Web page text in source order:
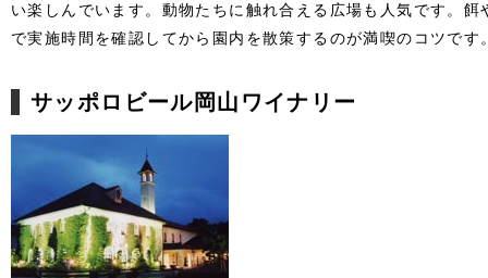
い楽しんでいます。動物たちに触れ合える広場も人気です。
で実施時間を確認してから園内を散策するのが満喫のコツです
サッポロビール岡山ワイナリー